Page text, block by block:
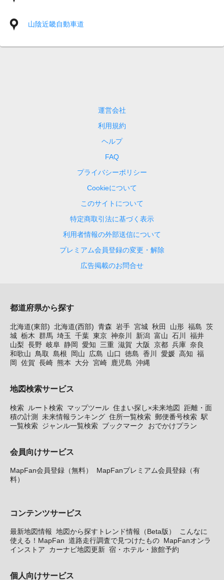
山陰近畿自動車道
運営会社
利用規約
ヘルプ
FAQ
プライバシーポリシー
Cookieについて
このサイトについて
特定商取引法に基づく表示
利用者情報の外部送信について
プレミアム会員登録の変更・解除
広告掲載のお問合せ
都道府県から探す
北海道(東部) 北海道(西部) 青森 岩手 宮城 秋田 山形 福島 茨
城 栃木 群馬 埼玉 千葉 東京 神奈川 新潟 富山 石川
福井
山梨 長野 岐阜 静岡 愛知 三重 滋賀 大阪 京都 兵庫 奈良
和歌山
鳥取 島根 岡山 広島 山口 徳島 香川 愛媛 高知 福
岡
佐賀 長崎 熊本 大分 宮崎 鹿児島 沖縄
地図検索サービス
検索 ルート検索 マップツール 住まい探し×未来地図
距離・面
積の計測 未来情報ランキング 住所一覧検索 郵便番号検索 駅
一覧検索 ジャンル一覧検索 ブックマーク おでかけプラン
会員向けサービス
MapFan会員登録（無料）
MapFanプレミアム会員登録（有
料）
コンテンツサービス
最新地図情報 地図から探すトレンド情報（Beta版）
こんなに
使える！MapFan 道路走行調査で見つけたもの MapFanオンラ
インストア
カーナビ地図更新 宿・ホテル・旅館予約
個人向けサービス